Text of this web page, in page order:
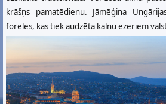
krāšņs pamatēdienu. Jāmēģina
foreles, kas tiek audzēta kalnu ezeriem